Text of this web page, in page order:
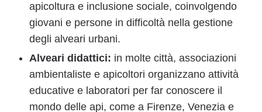
apicoltura e inclusione sociale, coinvolgendo
giovani e persone in difficoltà nella gestione
degli alveari urbani.
Alveari didattici: in molte città, associazioni
ambientaliste e apicoltori organizzano attività
educative e laboratori per far conoscere il
mondo delle api, come a Firenze, Venezia e